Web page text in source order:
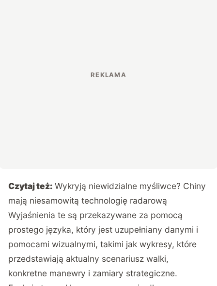
Czytaj też: Wykryją niewidzialne myśliwce? Chiny
mają niesamowitą technologię radarową
Wyjaśnienia te są przekazywane za pomocą
prostego języka, który jest uzupełniany danymi i
pomocami wizualnymi, takimi jak wykresy, które
przedstawiają aktualny scenariusz walki,
konkretne manewry i zamiary strategiczne.